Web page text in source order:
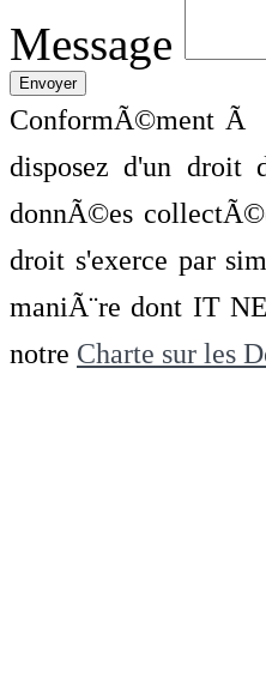
Message
ConformÃ©ment Ã
disposez d'un droit
donnÃ©es
droit s'exerce par
maniÃ¨re dont IT
notre Charte sur les